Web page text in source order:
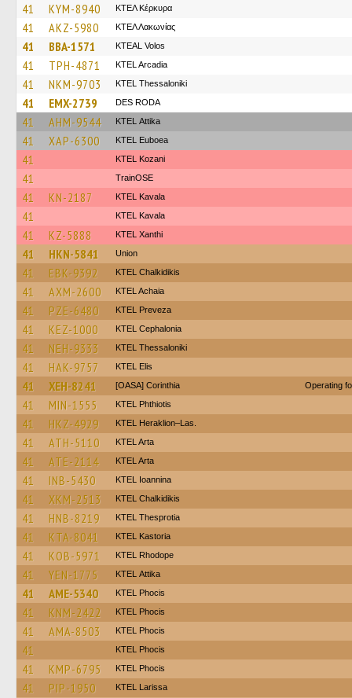
41 KYM-8940 ΚΤΕΛ Κέρκυρα
41 AKZ-5980 ΚΤΕΛ Λακωνίας
41 BBA-1571 KTEAL Volos
41 TPH-4871 KTEL Arcadia
41 NKM-9703 KTEL Thessaloniki
41 EMX-2739 DES RODA
41 AHM-9544 KΤΕL Αttika
41 XAP-6300 ΚΤΕL Euboea
41 ΚΤΕL Kozani
41 TrainΟSE
41 KN-2187 KTEL Kavala
41 KTEL Kavala
41 KZ-5888 KTEL Xanthi
41 HKN-5841 Union
41 EBK-9392 ΚΤΕL Chalkidikis
41 AXM-2600 KTEL Achaia
41 PZE-6480 KTEL Preveza
41 KEZ-1000 KTEL Cephalonia
41 NEH-9333 KTEL Thessaloniki
41 HAK-9757 KTEL Elis
41 XEH-8241 [OASA] Corinthia Operating
41 MIN-1555 ΚΤΕL Phthiotis
41 HKZ-4929 KTEL Heraklion–Las.
41 ATH-5110 KTEL Arta
41 ATE-2114 KTEL Arta
41 INB-5430 KTEL Ioannina
41 XKM-2513 ΚΤΕL Chalkidikis
41 HNB-8219 KTEL Thesprotia
41 KTA-8041 KTEL Kastoria
41 KOB-5971 KTEL Rhodope
41 YEN-1775 KΤΕL Αttika
41 AME-5340 ΚΤΕL Phocis
41 KNM-2422 ΚΤΕL Phocis
41 AMA-8503 ΚΤΕL Phocis
41 ΚΤΕL Phocis
41 KMP-6795 ΚΤΕL Phocis
41 PIP-1950 KTEL Larissa